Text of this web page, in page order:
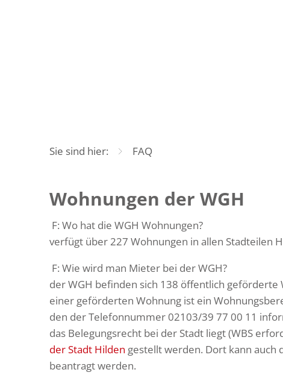
Sie sind hier: FAQ
Wohnungen der WGH
F: Wo hat die
verfügt über 227 Wohnungen in allen Stadteilen
F: Wie wird man
der WGH befinden sich 138 öffentlich
einer geförderten Wohnung ist ein
den der Telefonnummer 02103/39 77 00 11
das Belegungsrecht bei der Stadt liegt (WBS
der Stadt Hilden gestellt werden. Dort kann
beantragt werden.